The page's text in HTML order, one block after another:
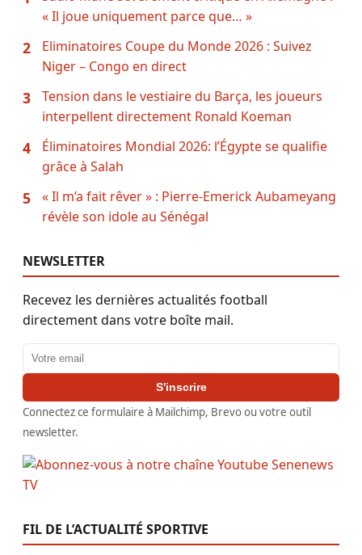
« Il joue uniquement parce que… »
2
Eliminatoires Coupe du Monde 2026 : Suivez
Niger – Congo en direct
3
Tension dans le vestiaire du Barça, les joueurs
interpellent directement Ronald Koeman
4
Éliminatoires Mondial 2026: l’Égypte se qualifie
grâce à Salah
5
« Il m’a fait rêver » : Pierre-Emerick Aubameyang
révèle son idole au Sénégal
NEWSLETTER
Recevez les dernières actualités football
directement dans votre boîte mail.
Adresse email
S'inscrire
Connectez ce formulaire à Mailchimp, Brevo ou votre outil
newsletter.
FIL DE L’ACTUALITÉ SPORTIVE